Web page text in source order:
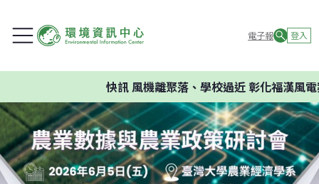
電子報 登入
快訊風機離聚落、學校過近 彰化福漢風電